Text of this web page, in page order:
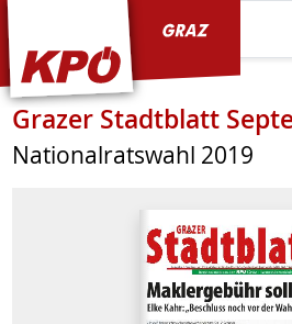
Grazer Stadtblatt
Nationalratswahl 2019